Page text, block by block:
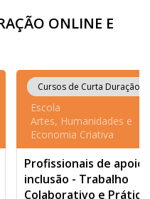
ONLINE E
Cursos de Curta Duração
Escola
Artes, Humanidades e
Economia Criativa
Profissionais de apoio
inclusão - Trabalho
Colaborativo e Prática